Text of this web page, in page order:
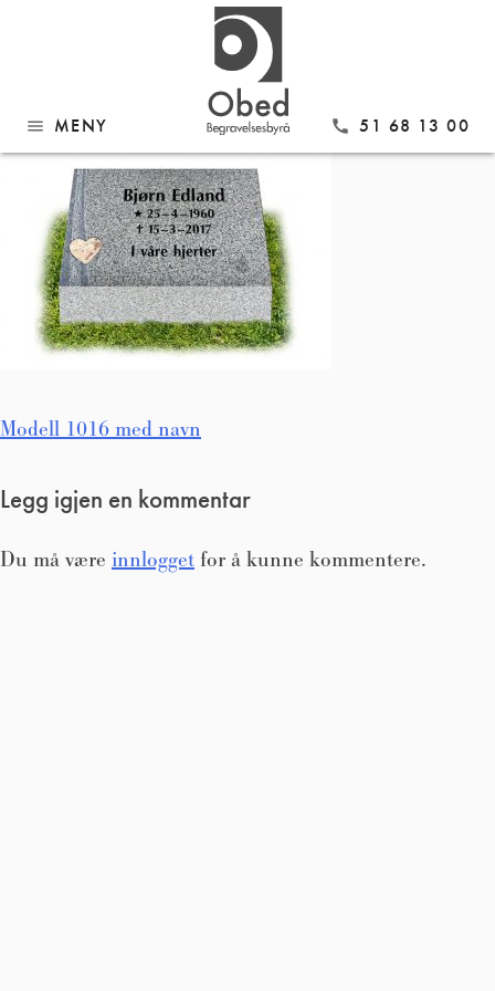
menu MENY call 51 68 13 00
Modell 1016 med navn
Innleggsnavigasjon
Modell 1016 med navn
Legg igjen en kommentar
Du må være innlogget for å kunne kommentere.